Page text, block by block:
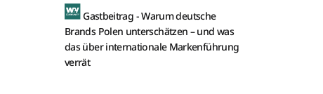
Gastbeitrag -Warum deutsche
Brands Polen unterschätzen – und was
das über internationale Markenführung
verrät